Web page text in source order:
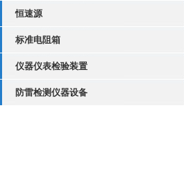
恒速源
标准电阻箱
仪器仪表检验装置
防雷检测仪器设备